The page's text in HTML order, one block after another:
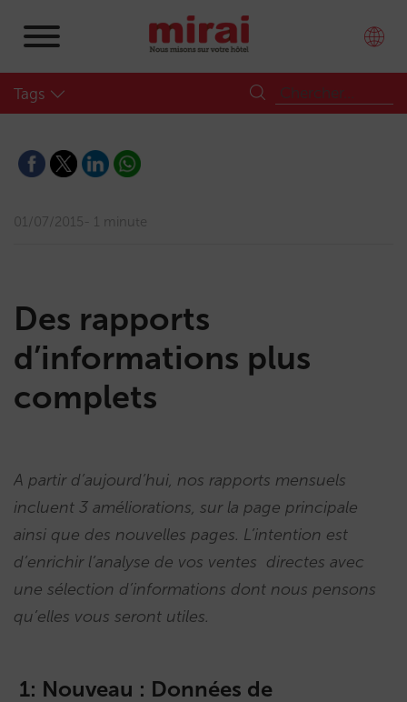
Tags
01/07/2015 1 minute
Des rapports
d’informations plus
complets
A partir d’aujourd’hui, nos rapports mensuels
incluent 3 améliorations, sur la page principale
ainsi que des nouvelles pages. L’intention est
d’enrichir l’analyse de vos ventes directes avec
une sélection d’informations dont nous pensons
qu’elles vous seront utiles.
1: Nouveau : Données de